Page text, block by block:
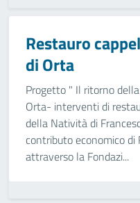
Restauro
di Orta
Progetto " Il ritorno
Orta- interventi di
della Natività di
contributo economico di
attraverso la Fondazi...